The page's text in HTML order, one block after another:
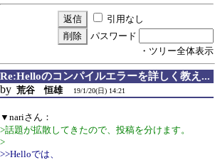
引用なし
パスワード
・ツリー全体表示
Re:Helloのコンパイルエラーを詳しく教え...
by 荒谷 恒雄 19/1/20(日) 14:21
▼nariさん：
>話題が拡散してきたので、投稿を分けます。
>
>>Helloでは、